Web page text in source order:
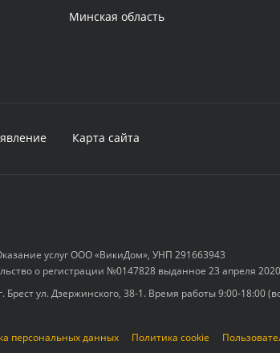
Минская область
Карта сайта
услуг ООО «ВикиДом», УНП 291663943
о регистрации №0147828 выданное 23 апреля
Брест ул. Дзержинского, 38-1. Время работы 9:00-18:00
персональных данных Политика cookie